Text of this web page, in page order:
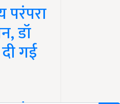
परंपरा
डॉ
गई